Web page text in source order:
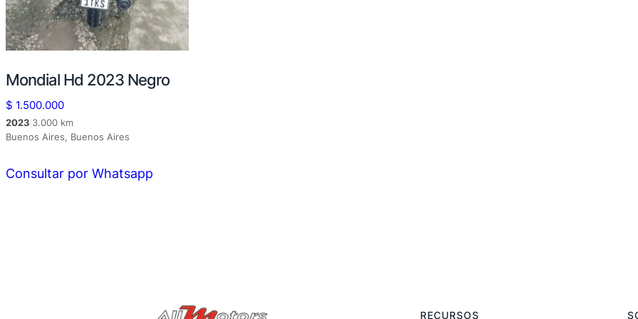
Mondial Hd 2023 Negro
$ 1.500.000
2023 3.000 km
Buenos Aires, Buenos Aires
Consultar por Whatsapp
RECURSOS